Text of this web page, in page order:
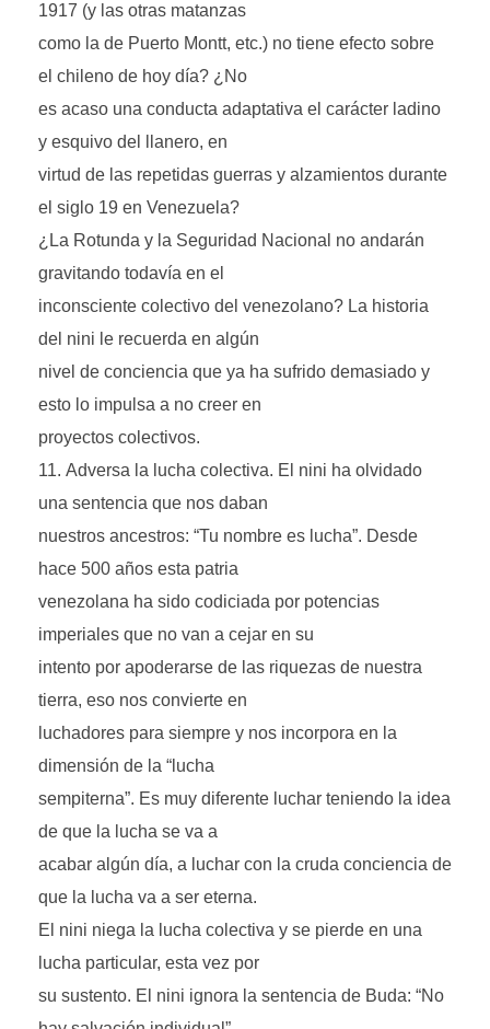
1917 (y las otras matanzas
como la de Puerto Montt, etc.) no tiene efecto sobre
el chileno de hoy día? ¿No
es acaso una conducta adaptativa el carácter ladino
y esquivo del llanero, en
virtud de las repetidas guerras y alzamientos durante
el siglo 19 en Venezuela?
¿La Rotunda y la Seguridad Nacional no andarán
gravitando todavía en el
inconsciente colectivo del venezolano? La historia
del nini le recuerda en algún
nivel de conciencia que ya ha sufrido demasiado y
esto lo impulsa a no creer en
proyectos colectivos.
Adversa la lucha colectiva. El nini ha olvidado
una sentencia que nos daban
nuestros ancestros: “Tu nombre es lucha”. Desde
hace 500 años esta patria
venezolana ha sido codiciada por potencias
imperiales que no van a cejar en su
intento por apoderarse de las riquezas de nuestra
tierra, eso nos convierte en
luchadores para siempre y nos incorpora en la
dimensión de la “lucha
sempiterna”. Es muy diferente luchar teniendo la idea
de que la lucha se va a
acabar algún día, a luchar con la cruda conciencia de
que la lucha va a ser eterna.
El nini niega la lucha colectiva y se pierde en una
lucha particular, esta vez por
su sustento. El nini ignora la sentencia de Buda: “No